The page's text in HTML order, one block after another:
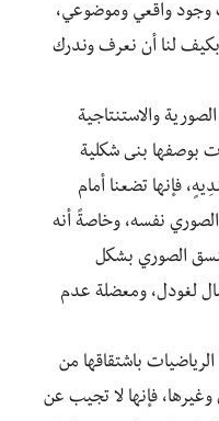
وجود واقعي وموضوعي،
بكيف لنا أن نعرف وندرك
والاستنتاجية
بوصفها بنى شكلية
فإنها تضعنا أمام
نفسه، وخاصةً أنه
الصوري بشكل
لغودل، ومعضلة عدم
باشتقاقها من
فإنها لا تجيب عن